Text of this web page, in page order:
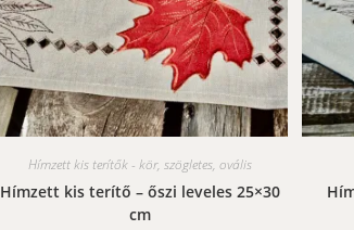
Hímzett kis terítők - kör, szögletes, ovális
Hímzett kis terítő – őszi leveles 25×30
cm